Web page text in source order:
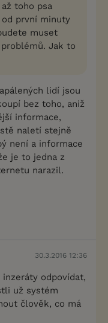
toho psa
první minuty
muset
Jak to
lidí jsou
bez toho, aniž
informace,
naletí stejně
není a informace
je to jedna z
narazil.
30.3.2016 12:36
odpovídat,
už systém
člověk, co má